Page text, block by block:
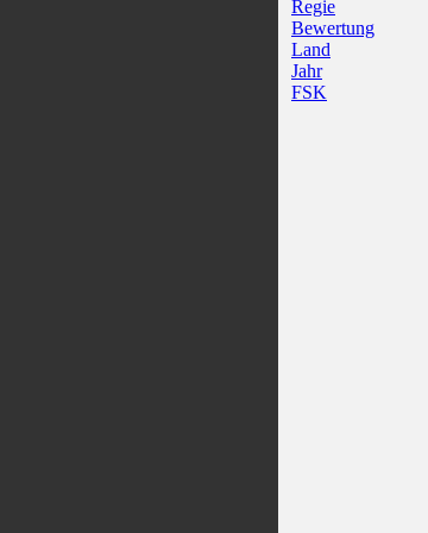
Regie
Bewertung
Land
Jahr
FSK